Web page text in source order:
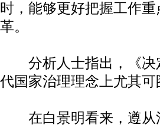
时，能够更好把握工作
革。
分析人士指出，《决
代国家治理理念上尤其可
在白景明看来，遵从